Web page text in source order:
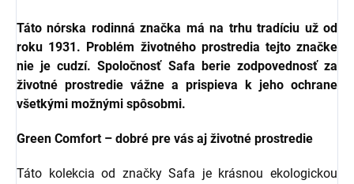
Táto nórska rodinná značka má na trhu tradíciu už od
roku 1931. Problém životného prostredia tejto značke
nie je cudzí. Spoločnosť Safa berie zodpovednosť za
životné prostredie vážne a prispieva k jeho ochrane
všetkými možnými spôsobmi.
Green Comfort – dobré pre vás aj životné prostredie
Táto kolekcia od značky Safa je krásnou ekologickou